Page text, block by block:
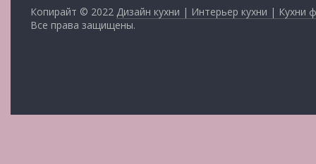
Копирайт © 2022 Дизайн кухни | Интерьер кухни | Кухни
Все права защищены.